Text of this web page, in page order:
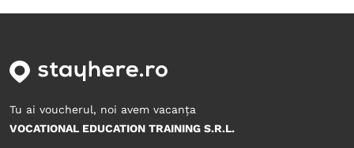
Tu ai voucherul, noi avem vacanța
VOCATIONAL EDUCATION TRAINING S.R.L.